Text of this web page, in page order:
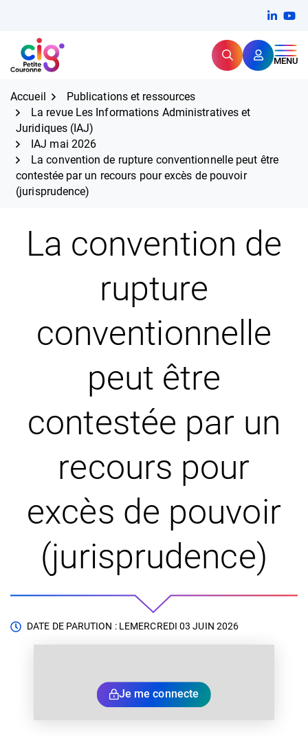
contenu
CIG Petite Couronne RechercherMENU
Expertise et proximité pour
Accueil
Publications et ressources
La revue Les Informations Administratives et
Juridiques (IAJ)
IAJ mai 2026
La convention de rupture conventionnelle peut être
contestée par un recours pour excès de pouvoir
(jurisprudence)
La convention de
rupture
conventionnelle
peut être
contestée par un
recours pour
excès de pouvoir
(jurisprudence)
DATE DE PARUTION : LEMERCREDI 03 JUIN 2026
Je me connecte